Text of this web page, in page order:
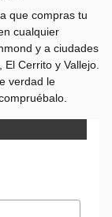
que compras tu
cualquier
y a ciudades
Cerrito y Vallejo.
verdad le